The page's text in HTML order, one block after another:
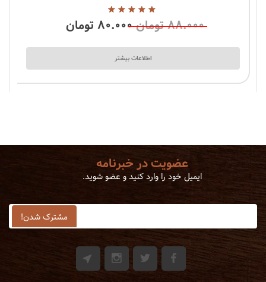
5.00از
۸۸.۰۰۰تومان۸۰.۰۰۰تومان
اطلاعات بیشتر
عضویت در خبرنامه
ایمیل خود را وارد کنید و عضو شوید.